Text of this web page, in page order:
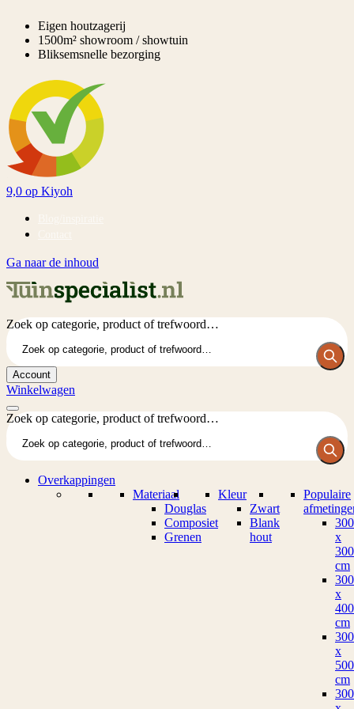
Eigen houtzagerij
1500m² showroom / showtuin
Bliksemsnelle bezorging
9,0 op Kiyoh
Ga naar de inhoud
Zoek op categorie, product of trefwoord…
Account
Winkelwagen
Zoek op categorie, product of trefwoord…
Overkappingen
Materiaal
Douglas
Composiet
Grenen
Kleur
Zwart
Blank
hout
Populaire
300
x
300
cm
300
x
400
cm
300
x
500
cm
300